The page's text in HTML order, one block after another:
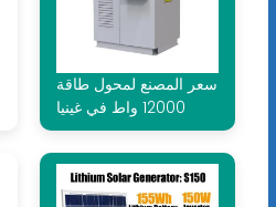
سعر المصنع لمحول طاقة
12000 واط في غينيا